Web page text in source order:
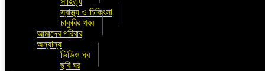
স্বাস্থ্য ও চিকিৎসা
চাকুরির খবর
আমাদের পরিবার
অন্যান্য
ভিডিও ঘর
ছবি ঘর